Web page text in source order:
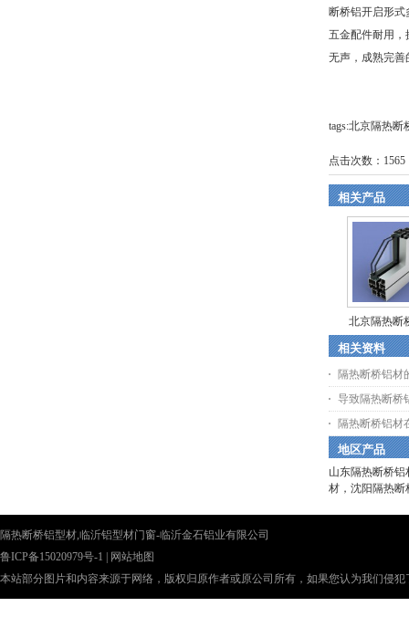
断桥铝开启形
五金配件耐用，
无声，成熟完善
tags:北京隔热
点击次数： 1565
相关产品
北京隔热断
相关资料
隔热断桥铝材
导致隔热断桥
隔热断桥铝材
地区产品
山东隔热断桥铝
材， 沈阳隔热断
隔热断桥铝型材,临沂铝型材门窗-临沂金石铝业有限公司
鲁ICP备15020979号-1
网站地图
本站部分图片和内容来源于网络，版权归原作者或原公司所有，如果您认为我们侵